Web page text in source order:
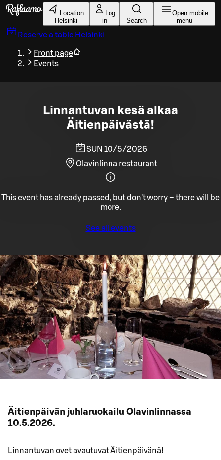
Skip to main content
Location
Helsinki
Log
in
Search
Open mobile
menu
Reserve a table Helsinki
Front page
Events
Linnantuvan kesä alkaa
Äitienpäivästä!
SUN 10/5/2026
Olavinlinna restaurant
This event has already passed, but don't worry – there will be
more.
See all events
Äitienpäivän juhlaruokailu Olavinlinnassa
10.5.2026.
Linnantuvan ovet avautuvat Äitienpäivänä!